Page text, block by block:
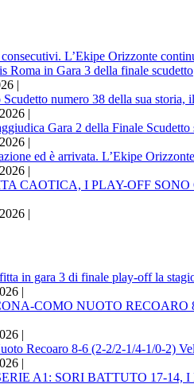
Roma in Gara 3 della finale scudetto
|
|
|
|
|
|
|
|